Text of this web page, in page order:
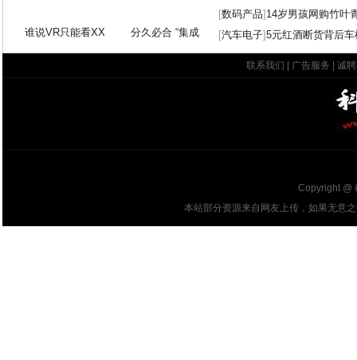
谁说VR只能看XX 分久必合 “集成
[数码产品] 14岁男孩网购竹叶
[汽车电子]5元红酒断货背后
联系我们 广告服务 诚
Copyright @
本站部分资源来自网友上传，如果无意